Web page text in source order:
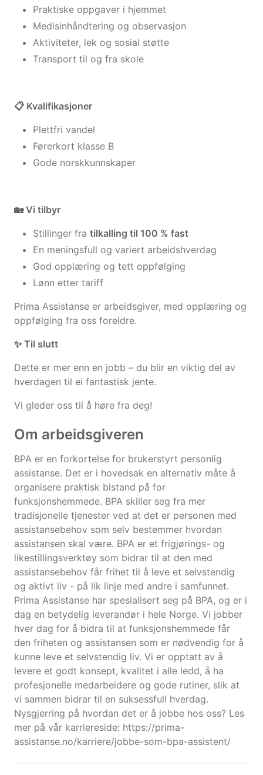
Praktiske oppgaver i hjemmet
Medisinhåndtering og observasjon
Aktiviteter, lek og sosial støtte
Transport til og fra skole
📋 Kvalifikasjoner
Plettfri vandel
Førerkort klasse B
Gode norskkunnskaper
🏡 Vi tilbyr
Stillinger fra tilkalling til 100 % fast
En meningsfull og variert arbeidshverdag
God opplæring og tett oppfølging
Lønn etter tariff
Prima Assistanse er arbeidsgiver, med opplæring og
oppfølging fra oss foreldre.
✨ Til slutt
Dette er mer enn en jobb – du blir en viktig del av
hverdagen til ei fantastisk jente.
Vi gleder oss til å høre fra deg!
Om arbeidsgiveren
BPA er en forkortelse for brukerstyrt personlig
assistanse. Det er i hovedsak en alternativ måte å
organisere praktisk bistand på for
funksjonshemmede. BPA skiller seg fra mer
tradisjonelle tjenester ved at det er personen med
assistansebehov som selv bestemmer hvordan
assistansen skal være. BPA er et frigjørings- og
likestillingsverktøy som bidrar til at den med
assistansebehov får frihet til å leve et selvstendig
og aktivt liv - på lik linje med andre i samfunnet.
Prima Assistanse har spesialisert seg på BPA, og er i
dag en betydelig leverandør i hele Norge. Vi jobber
hver dag for å bidra til at funksjonshemmede får
den friheten og assistansen som er nødvendig for å
kunne leve et selvstendig liv. Vi er opptatt av å
levere et godt konsept, kvalitet i alle ledd, å ha
profesjonelle medarbeidere og gode rutiner, slik at
vi sammen bidrar til en suksessfull hverdag.
Nysgjerring på hvordan det er å jobbe hos oss? Les
mer på vår karriereside: https://prima-
assistanse.no/karriere/jobbe-som-bpa-assistent/